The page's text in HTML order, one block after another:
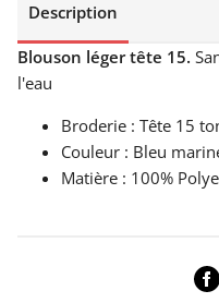
Description
Blouson léger tête 15.
l'eau
Broderie : Tête 15
Couleur : Bleu
Matière : 100%